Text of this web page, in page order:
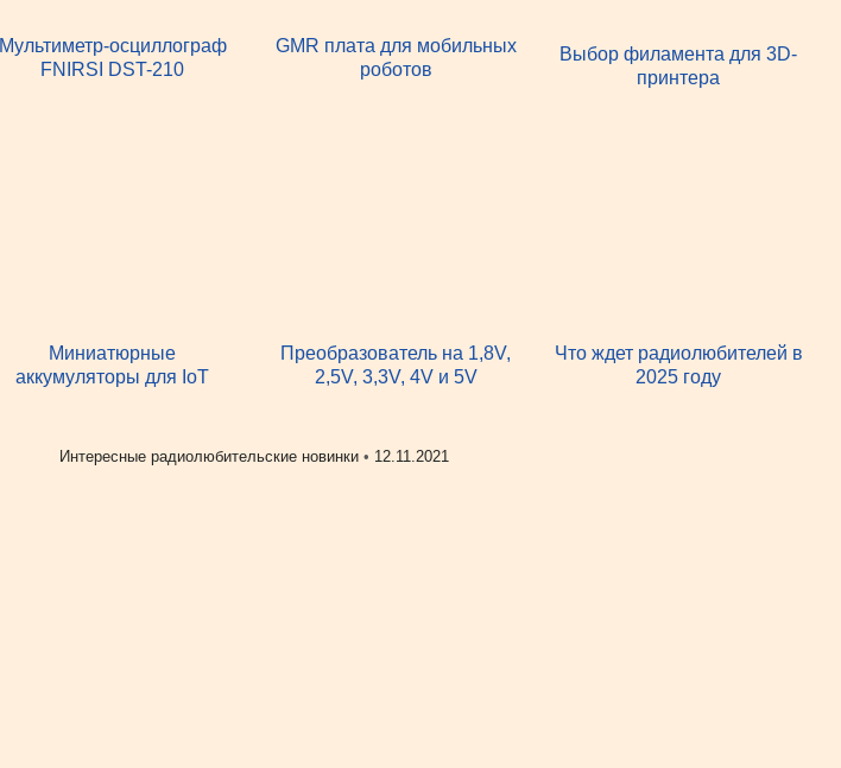
Мультиметр-осциллограф
FNIRSI DST-210
GMR плата для мобильных
роботов
Выбор филамента для 3D-
принтера
Миниатюрные
аккумуляторы для IoT
Преобразователь на 1,8V,
2,5V, 3,3V, 4V и 5V
Что ждет радиолюбителей в
2025 году
Рубрики
Интересные радиолюбительские новинки • 12.11.2021